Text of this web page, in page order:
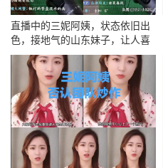
直播中的三妮阿姨，状态依旧出
色，接地气的山东妹子，让人喜
欢